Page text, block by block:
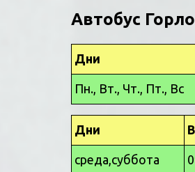
Автобус
Дни
Пн., Вт., Чт., Пт., Вс
Дни
среда,суббота